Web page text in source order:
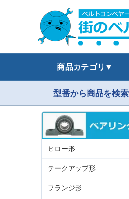
商品カテゴリ▼
型番から商品を検索
ピロー形
テークアップ形
フランジ形